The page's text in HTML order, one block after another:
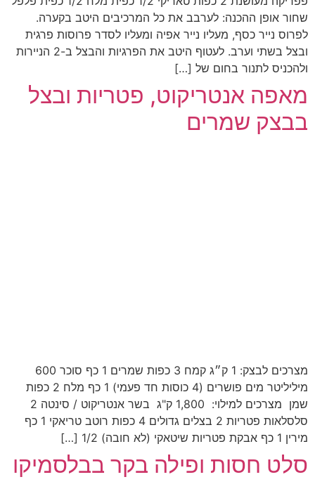
שחור אופן ההכנה: לערבב את כל המרכיבים היטב בקערה.
לפרוס נייר כסף, מעליו נייר אפיה ומעליו לסדר פרוסות פרגית
ובצל בשתי וערב. לעטוף היטב את הפרגיות והבצל ב-2 הניירות
ולהכניס לתנור בחום של […]
מאפה אנטריקוט, פטריות ובצל
בבצק שמרים
מצרכים לבצק: 1 ק״ג קמח 3 כפות שמרים 1 כף סוכר ‏600
מיליליטר מים ‏פושרים (4 כוסות חד פעמי) 1 כף ‏מלח 2 כפות
שמן ‏ מצרכים למילוי: 1,800 ק"ג בשר אנטריקוט / סינטה 2
סלסלאות פטריות 2 בצלים גדולים 4 כפות רוטב טריאקי 1 כף
מירין 1 כף אבקת פטריות שיטאקי (לא חובה) 1/2 […]
סלט חסות ופילה בקר בבלסמיקו